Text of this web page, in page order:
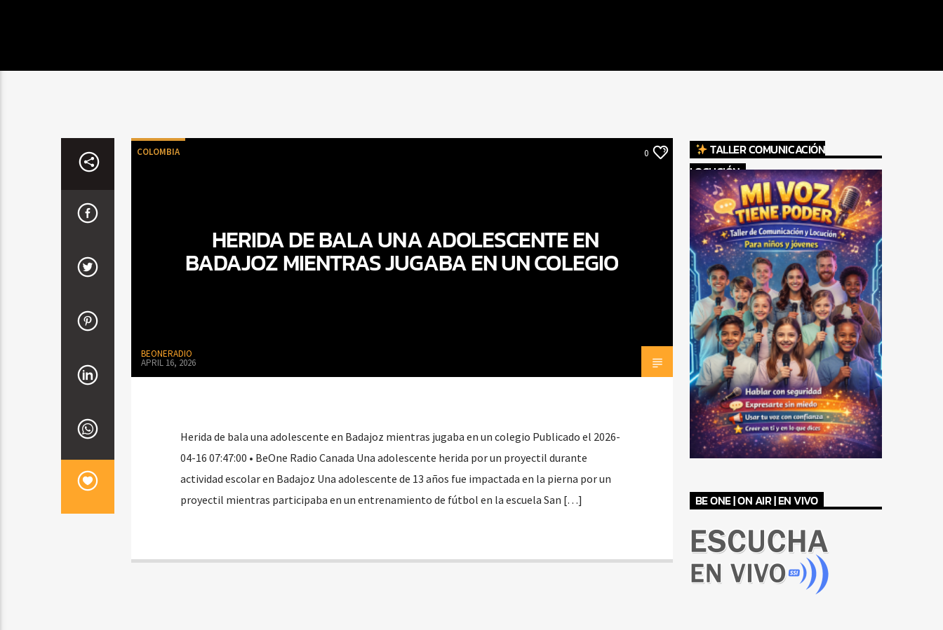
COLOMBIA 0
HERIDA DE BALA UNA ADOLESCENTE EN
BADAJOZ MIENTRAS JUGABA EN UN COLEGIO
BEONERADIO
APRIL 16, 2026
Herida de bala una adolescente en Badajoz mientras jugaba en un colegio Publicado el 2026-
04-16 07:47:00 • BeOne Radio Canada Una adolescente herida por un proyectil durante
actividad escolar en Badajoz Una adolescente de 13 años fue impactada en la pierna por un
proyectil mientras participaba en un entrenamiento de fútbol en la escuela San […]
TALLER COMUNICACIÓN
LOCUCIÓN
BE ONE | ON AIR | EN VIVO